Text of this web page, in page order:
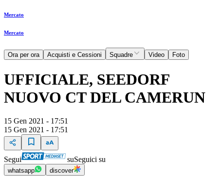
Mercato
Mercato
Ora per ora Acquisti e Cessioni Squadre Video Foto
UFFICIALE, SEEDORF
NUOVO CT DEL CAMERUN
15 Gen 2021 - 17:51
15 Gen 2021 - 17:51
Segui suSeguici su
whatsapp discover